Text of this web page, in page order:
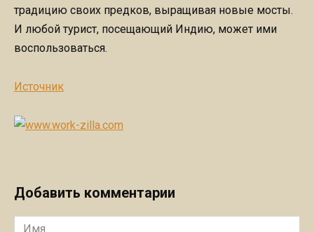
традицию своих предков, выращивая новые мосты.
И любой турист, посещающий Индию, может ими
воспользоваться.
Источник
Добавить комментарии
Имя